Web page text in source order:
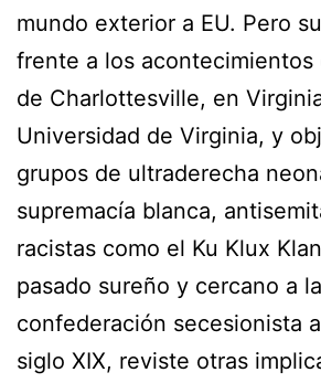
mundo exterior a EU. Pero
frente a los acontecimientos
de Charlottesville, en
Universidad de Virginia, y
grupos de ultraderecha
supremacía blanca,
racistas como el Ku Klux
pasado sureño y cercano a
confederación secesionista
siglo XIX, reviste otras